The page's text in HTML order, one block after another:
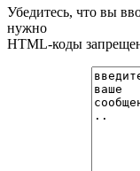
Убедитесь, что вы
нужно
HTML-коды